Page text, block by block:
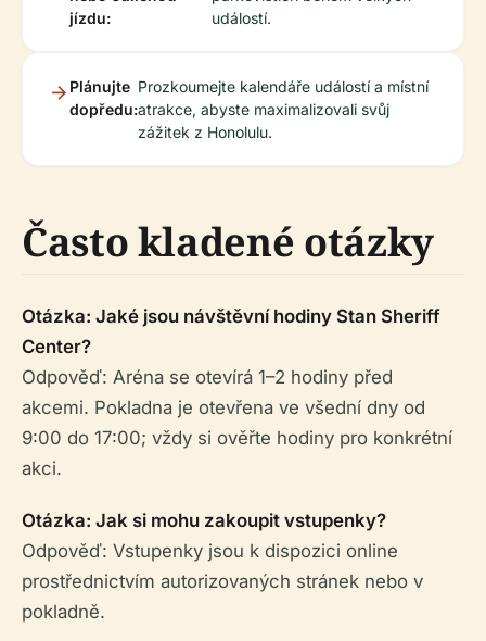
jízdu:
událostí.
Plánujte
dopředu:
Prozkoumejte kalendáře událostí a místní
atrakce, abyste maximalizovali svůj
zážitek z Honolulu.
Často kladené otázky
Otázka: Jaké jsou návštěvní hodiny Stan Sheriff
Center?
Odpověď: Aréna se otevírá 1–2 hodiny před
akcemi. Pokladna je otevřena ve všední dny od
9:00 do 17:00; vždy si ověřte hodiny pro konkrétní
akci.
Otázka: Jak si mohu zakoupit vstupenky?
Odpověď: Vstupenky jsou k dispozici online
prostřednictvím autorizovaných stránek nebo v
pokladně.